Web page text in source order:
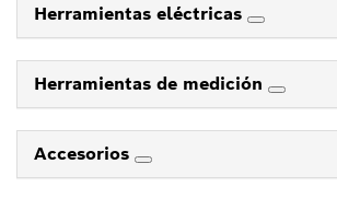
Herramientas eléctricas
Herramientas de medición
Accesorios